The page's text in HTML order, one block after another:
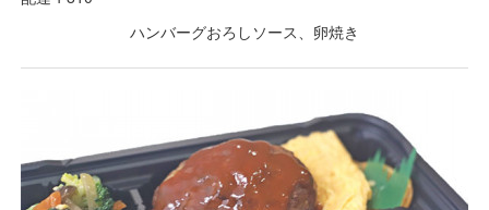
ハンバーグおろしソース、卵焼き